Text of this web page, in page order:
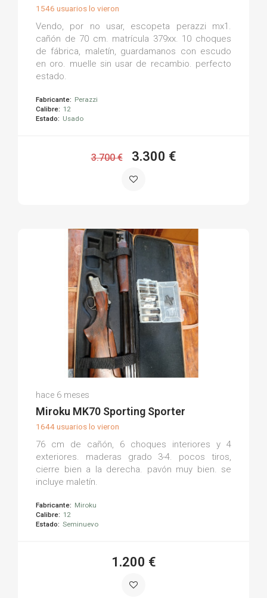
1546 usuarios lo vieron
Vendo, por no usar, escopeta perazzi mx1.
cañón de 70 cm. matrícula 379xx. 10 choques
de fábrica, maletín, guardamanos con escudo
en oro. muelle sin usar de recambio. perfecto
estado.
Fabricante: Perazzi
Calibre: 12
Estado: Usado
3.700 € 3.300 €
(0)
hace 6 meses
Miroku MK70 Sporting Sporter
1644 usuarios lo vieron
76 cm de cañón, 6 choques interiores y 4
exteriores. maderas grado 3-4. pocos tiros,
cierre bien a la derecha. pavón muy bien. se
incluye maletín.
Fabricante: Miroku
Calibre: 12
Estado: Seminuevo
1.200 €